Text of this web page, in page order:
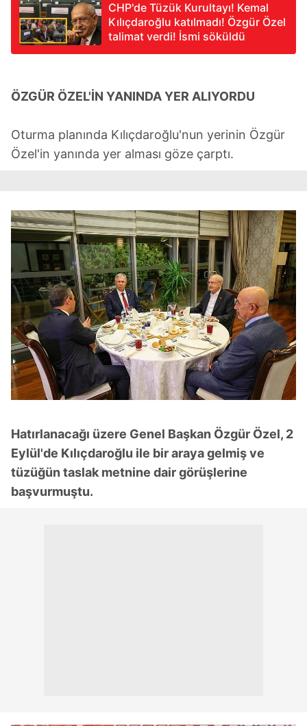
CHP'de Tüzük Kurultayı! Kemal
Kılıçdaroğlu katılmadı! Özgür Özel
talimat verdi! İsmi söküldü
ÖZGÜR ÖZEL'İN YANINDA YER ALIYORDU
Oturma planında Kılıçdaroğlu'nun yerinin Özgür
Özel'in yanında yer alması göze çarptı.
Hatırlanacağı üzere Genel Başkan Özgür Özel, 2
Eylül'de Kılıçdaroğlu ile bir araya gelmiş ve
tüzüğün taslak metnine dair görüşlerine
başvurmuştu.